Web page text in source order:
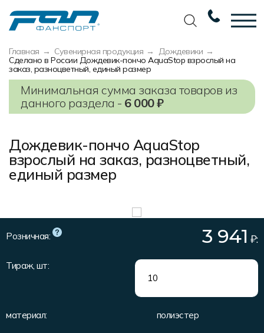
Главная Сувенирная продукция
Дождевики
Сделано в России Дождевик-пончо AquaStop взрослый на
заказ, разноцветный, единый размер
Минимальная сумма заказа товаров из
данного раздела - 6 000 ₽
Дождевик-пончо AquaStop
взрослый на заказ, разноцветный,
единый размер
Розничная: 3 941 ₽:
Тираж, шт:
материал: полиэстер
Вернуться назад
Футбол
Баскетбол
Хоккей
Беговая форма
Спортивная одежда
Форма в наличии
Вернуться назад
Новости
Наши награды
Наши работы
Галерея работ
Наше производство
Статьи
Вернуться назад
Разработка дизайна
Услуги по пошиву
Экипировка профессиональных
команд
Пошив формы для курьеров
Вернуться назад
Разработка дизайна
Требования к макету
Уход за изделиями
Виды тканей
Таблица размеров
Система скидок и наценок
Пользовательское соглашение
Доставка